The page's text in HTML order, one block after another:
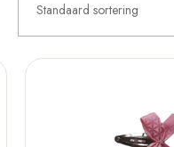
Standaard sortering